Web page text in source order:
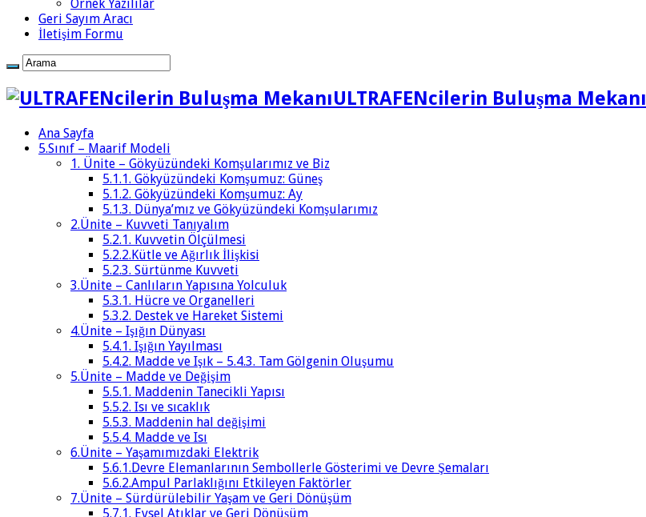
Örnek Yazılılar
Geri Sayım Aracı
İletişim Formu
ULTRAFENcilerin Buluşma Mekanı
Ana Sayfa
5.Sınıf – Maarif Modeli
1. Ünite – Gökyüzündeki Komşularımız ve Biz
5.1.1. Gökyüzündeki Komşumuz: Güneş
5.1.2. Gökyüzündeki Komşumuz: Ay
5.1.3. Dünya’mız ve Gökyüzündeki Komşularımız
2.Ünite – Kuvveti Tanıyalım
5.2.1. Kuvvetin Ölçülmesi
5.2.2.Kütle ve Ağırlık İlişkisi
5.2.3. Sürtünme Kuvveti
3.Ünite – Canlıların Yapısına Yolculuk
5.3.1. Hücre ve Organelleri
5.3.2. Destek ve Hareket Sistemi
4.Ünite – Işığın Dünyası
5.4.1. Işığın Yayılması
5.4.2. Madde ve Işık – 5.4.3. Tam Gölgenin Oluşumu
5.Ünite – Madde ve Değişim
5.5.1. Maddenin Tanecikli Yapısı
5.5.2. Isı ve sıcaklık
5.5.3. Maddenin hal değişimi
5.5.4. Madde ve Isı
6.Ünite – Yaşamımızdaki Elektrik
5.6.1.Devre Elemanlarının Sembollerle Gösterimi ve Devre Şemaları
5.6.2.Ampul Parlaklığını Etkileyen Faktörler
7.Ünite – Sürdürülebilir Yaşam ve Geri Dönüşüm
5.7.1. Evsel Atıklar ve Geri Dönüşüm